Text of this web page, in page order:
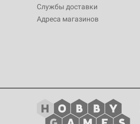
Службы доставки
Адреса магазинов